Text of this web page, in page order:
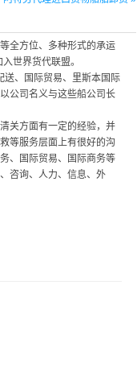
全方位、多种形式的承运
世界货代联盟。
送、国际贸易、里斯本国际
公司名义与这些船公司长
关方面有一定的经验，并
等服务层面上有很好的沟
、国际贸易、国际商务等
咨询、人力、信息、外